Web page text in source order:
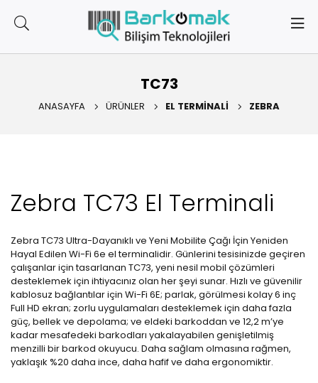
TC73
ANASAYFA ÜRÜNLER EL TERMINALI ZEBRA
Zebra TC73 El Terminali
Zebra TC73 Ultra-Dayanıklı ve Yeni Mobilite Çağı İçin Yeniden
Hayal Edilen Wi-Fi 6e el terminalidir. Günlerini tesisinizde geçiren
çalışanlar için tasarlanan TC73, yeni nesil mobil çözümleri
desteklemek için ihtiyacınız olan her şeyi sunar. Hızlı ve güvenilir
kablosuz bağlantılar için Wi-Fi 6E; parlak, görülmesi kolay 6 inç
Full HD ekran; zorlu uygulamaları desteklemek için daha fazla
güç, bellek ve depolama; ve eldeki barkoddan ve 12,2 m’ye
kadar mesafedeki barkodları yakalayabilen genişletilmiş
menzilli bir barkod okuyucu. Daha sağlam olmasına rağmen,
yaklaşık %20 daha ince, daha hafif ve daha ergonomiktir.